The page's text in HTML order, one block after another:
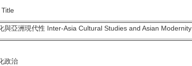
與亞洲現代性 Inter-Asia Cultural Studies and Asian Modernity
政治